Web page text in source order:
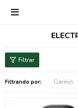

Filtrando por: Garmin